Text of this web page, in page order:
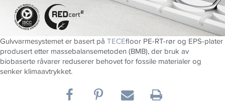
Gulvvarmesystemet er basert på TECEfloor PE-RT-rør og EPS-plater
produsert etter massebalansemetoden (BMB), der bruk av
biobaserte råvarer reduserer behovet for fossile materialer og
senker klimaavtrykket.